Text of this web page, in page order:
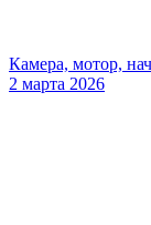
Камера, мотор,
2 марта 2026